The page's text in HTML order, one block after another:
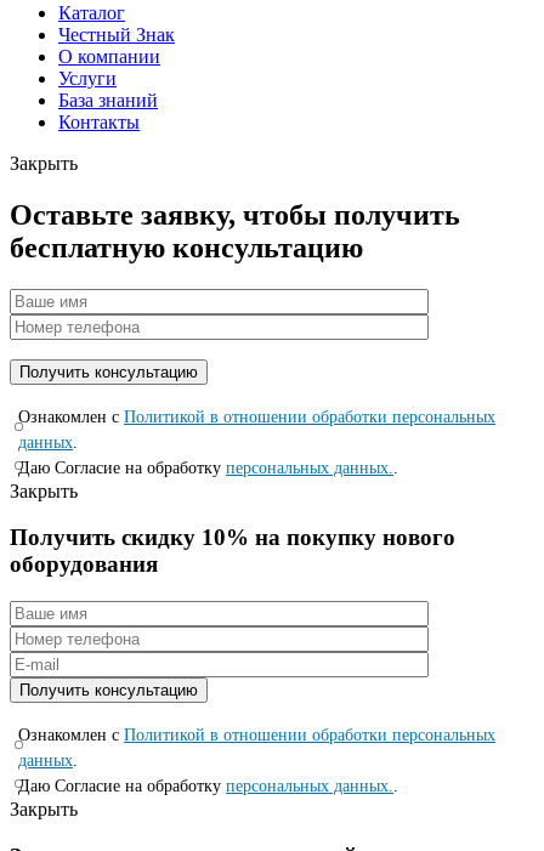
Каталог
Честный Знак
О компании
Услуги
База знаний
Контакты
Закрыть
Оставьте заявку, чтобы получить
бесплатную консультацию
Ознакомлен с Политикой в отношении обработки персональных
данных
Даю Согласие на обработку персональных данных.
Закрыть
Получить скидку 10% на покупку нового
оборудования
Ознакомлен с Политикой в отношении обработки персональных
данных
Даю Согласие на обработку персональных данных.
Закрыть